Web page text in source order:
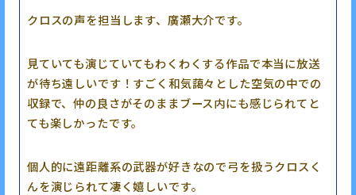
クロスの声を担当します、廣瀬大介です。
見ていても演じていてもわくわくする作品で本当に放送
が待ち遠しいです！すごく和気藹々とした空気の中での
収録で、仲の良さがそのままブース内にも感じられてと
ても楽しかったです。
個人的に遠距離系の武器が好きなので弓を扱うクロスく
んを演じられて凄く嬉しいです。